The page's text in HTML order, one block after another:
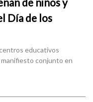
Día de los
educativos
conjunto en